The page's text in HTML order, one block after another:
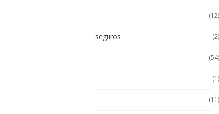
(12)
Accesorios Intrínsicamente seguros (2)
(54)
(1)
(11)